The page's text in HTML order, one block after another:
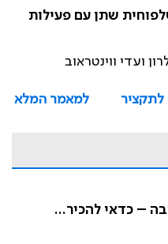
שתן עם פעילות
ועדי ווינטראוב
לתקציר
למאמר המלא
– כדאי להכיר...